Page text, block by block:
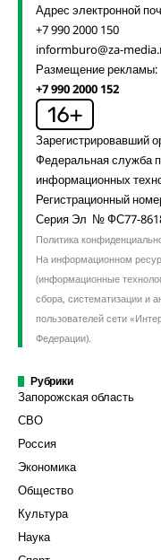
Адрес электронной
+7 990 2000 150
informburo@za-
Размещение рекламы:
+7 990 2000 152
Зарегистрировавший
Федеральная служба
информационных
Регистрационный
Серия Эл № ФС77-
Политика
На информационном
(информационные
сбора, систематизации и
пользователей сети
Федерации).
Рубрики
Запорожская область
СВО
Россия
Экономика
Общество
Культура
Наука